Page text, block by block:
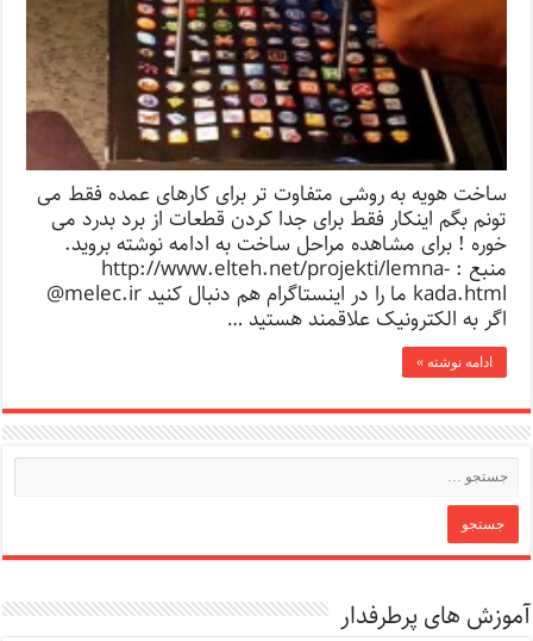
ساخت هویه به روشی متفاوت تر برای کارهای عمده فقط می
تونم بگم اینکار فقط برای جدا کردن قطعات از برد بدرد می
خوره ! برای مشاهده مراحل ساخت به ادامه نوشته بروید.
منبع : http://www.elteh.net/projekti/lemna-
kada.html ما را در اینستاگرام هم دنبال کنید melec.ir@
اگر به الکترونیک علاقمند هستید …
ادامه نوشته »
آموزش های پرطرفدار